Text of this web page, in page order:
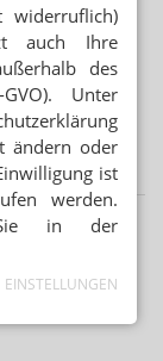
widerruflich)
auch Ihre
des
Unter
ändern oder
ist
werden.
Sie in der
EINSTELLUNGEN